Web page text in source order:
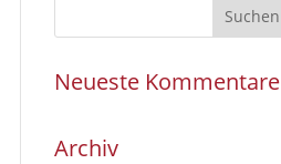
Neueste Kommentare
Archiv